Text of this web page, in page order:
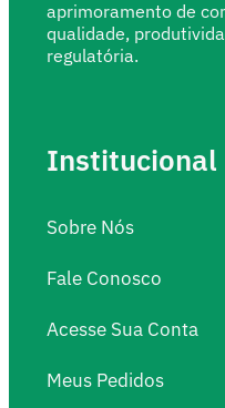
aprimoramento de
qualidade,
regulatória.
Institucional
Sobre Nós
Fale Conosco
Acesse Sua Conta
Meus Pedidos